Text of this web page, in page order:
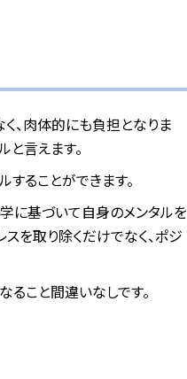
、肉体的にも負担となりま
と言えます。
することができます。
学に基づいて自身のメンタルを
を取り除くだけでなく、ポジ
こと間違いなしです。